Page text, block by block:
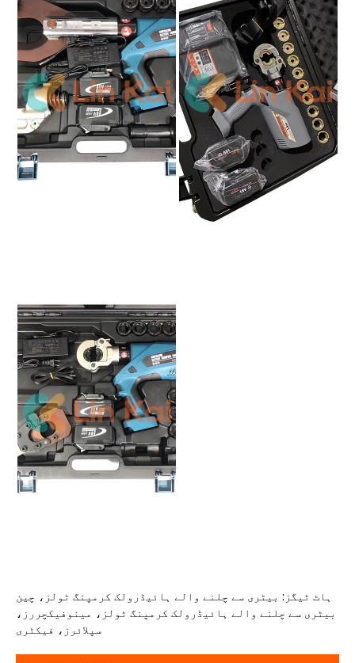
ہاٹ ٹیگز: بیٹری سے چلنے والے ہائیڈرولک کرمپنگ ٹولز، چین
بیٹری سے چلنے والے ہائیڈرولک کرمپنگ ٹولز، مینوفیکچررز،
سپلائرز، فیکٹری